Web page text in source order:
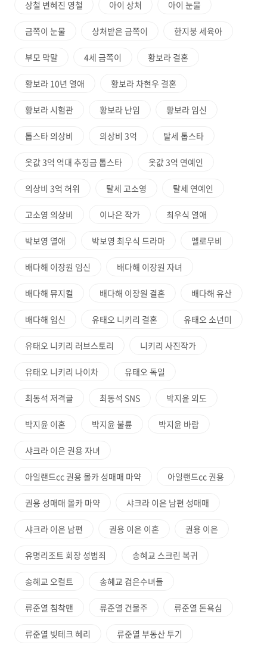
상철 변혜진 영철 아이 상처 아이 눈물
금쪽이 눈물 상처받은 금쪽이 한지붕 세육아
부모 막말 4세 금쪽이 황보라 결혼
황보라 10년 열애 황보라 차현우 결혼
황보라 시험관 황보라 난임 황보라 임신
톱스타 의상비 의상비 3억 탈세 톱스타
옷값 3억 억대 추징금 톱스타 옷값 3억 연예인
의상비 3억 허위 탈세 고소영 탈세 연예인
고소영 의상비 이나은 작가 최우식 열애
박보영 열애 박보영 최우식 드라마 멜로무비
배다해 이장원 임신 배다해 이장원 자녀
배다해 뮤지컬 배다해 이장원 결혼 배다해 유산
배다해 임신 유태오 니키리 결혼 유태오 소년미
유태오 니키리 러브스토리 니키리 사진작가
유태오 니키리 나이차 유태오 독일
최동석 저격글 최동석 SNS 박지윤 외도
박지윤 이혼 박지윤 불륜 박지윤 바람
샤크라 이은 권용 자녀
아일랜드cc 권용 몰카 성매매 마약 아일랜드cc 권용
권용 성매매 몰카 마약 샤크라 이은 남편 성매매
샤크라 이은 남편 권용 이은 이혼 권용 이은
유명리조트 회장 성범죄 송혜교 스크린 복귀
송혜교 오컬트 송혜교 검은수녀들
류준열 침착맨 류준열 건물주 류준열 돈욕심
류준열 빚테크 혜리 류준열 부동산 투기